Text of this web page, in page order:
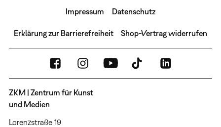
Impressum Datenschutz
Erklärung zur Barrierefreiheit Shop-Vertrag widerrufen
ZKM | Zentrum für Kunst
und Medien
Lorenzstraße 19